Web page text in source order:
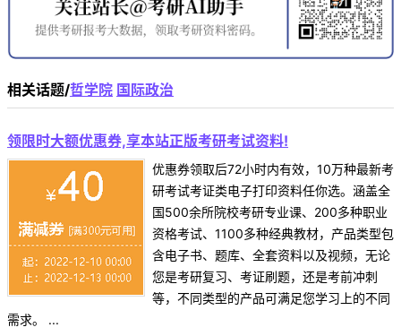
相关话题/哲学院 国际政治
领限时大额优惠券,享本站正版考研考试资料!
优惠券领取后72小时内有效，10万种最新考
研考试考证类电子打印资料任你选。涵盖全
国500余所院校考研专业课、200多种职业
资格考试、1100多种经典教材，产品类型包
含电子书、题库、全套资料以及视频，无论
您是考研复习、考证刷题，还是考前冲刺
等，不同类型的产品可满足您学习上的不同
需求。 ...